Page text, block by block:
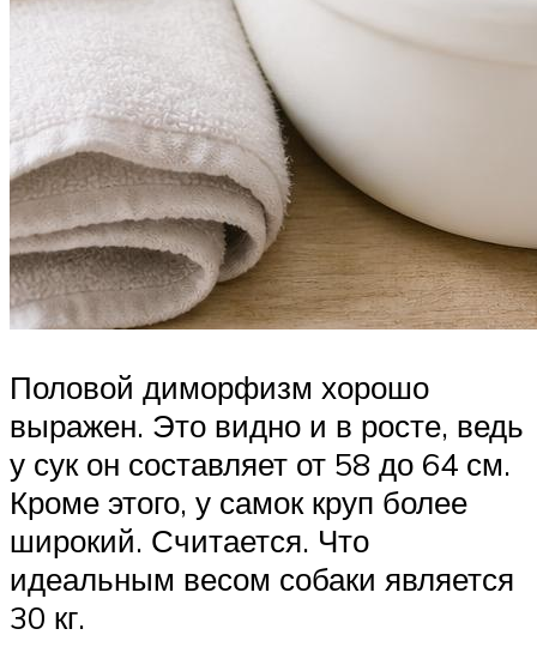
Половой диморфизм хорошо
выражен. Это видно и в росте, ведь
у сук он составляет от 58 до 64 см.
Кроме этого, у самок круп более
широкий. Считается. Что
идеальным весом собаки является
30 кг.